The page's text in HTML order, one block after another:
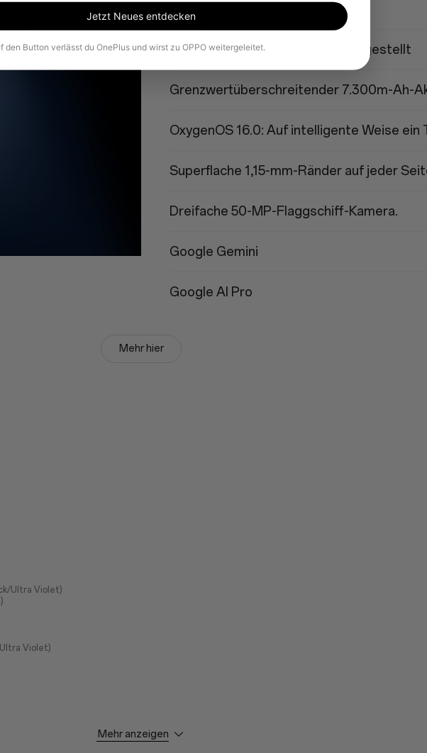
120 fps im Dauerbetrieb – sichergestellt
Grenzwertüberschreitender 7.300m-Ah-
OxygenOS 16.0: Auf intelligente Weise ein
Superflache 1,15-mm-Ränder auf jeder
Dreifache 50-MP-Flaggschiff-Kamera.
Google Gemini
Google AI Pro
Mehr hier
Ultra Violet)
Violet)
", diagonal von Ecke zu Ecke gemessen)
Mehr anzeigen
Jetzt Neues entdecken
den Button verlässt du OnePlus und wirst zu OPPO weitergeleitet.